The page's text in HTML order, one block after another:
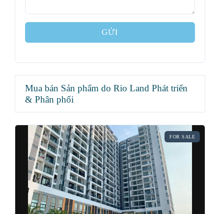
GỬI
Mua bán Sản phẩm do Rio Land Phát triển
& Phân phối
FOR SALE